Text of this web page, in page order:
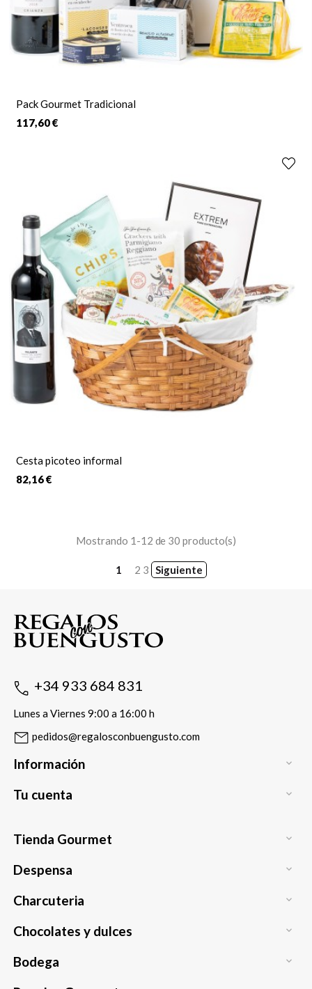
Pack Gourmet Tradicional
117,60 €
Cesta picoteo informal
82,16 €
Mostrando 1-12 de 30 producto(s)
1 2 3 Siguiente
+34 933 684 831
Lunes a Viernes 9:00 a 16:00 h
pedidos@regalosconbuengusto.com
Información 
Tu cuenta 
Tienda Gourmet 
Despensa 
Charcuteria 
Chocolates y dulces 
Bodega 